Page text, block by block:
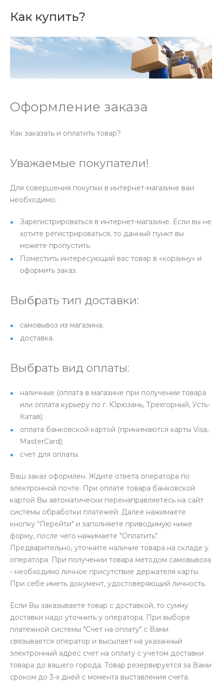
Как купить?
Оформление заказа
Как заказать и оплатить товар?
Уважаемые покупатели!
Для совершения покупки в интернет-магазине вам
необходимо:
Зарегистрироваться в интернет-магазине. Если вы не
хотите регистрироваться, то данный пункт вы
можете пропустить.
Поместить интересующий вас товар в «корзину» и
оформить заказ.
Выбрать тип доставки:
самовывоз из магазина;
доставка.
Выбрать вид оплаты:
наличные (оплата в магазине при получении товара
или оплата курьеру по г. Юрюзань, Трехгорный, Усть-
Катав);
оплата банковской картой (принимаются карты Visa,
MasterCard);
счет для оплаты.
Ваш заказ оформлен. Ждите ответа оператора по
электронной почте. При оплате товара банковской
картой Вы автоматически перенаправляетесь на сайт
системы обработки платежей. Далее нажимаете
кнопку "Перейти" и заполняете приводимую ниже
форму, после чего нажимаете "Оплатить".
Предварительно, уточните наличие товара на складе у
оператора. При получении товара методом самовывоза
- необходимо личное присутствие держателя карты.
При себе иметь документ, удостоверяющий личность.
Если Вы заказываете товар с доставкой, то сумму
доставки надо уточнить у оператора. При выборе
платежной системы "Счет на оплату" с Вами
связывается оператор и высылает на указанный
электронный адрес счет на оплату с учетом доставки
товара до вашего города. Товар резервируется за Вами
сроком до 3-х дней с момента выставления счета.